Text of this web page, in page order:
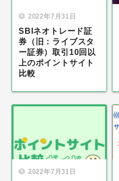
2022年7月31日
SBIネオトレード証
券（旧：ライブスタ
ー証券）取引10回以
上のポイントサイト
比較
2022年7月31日